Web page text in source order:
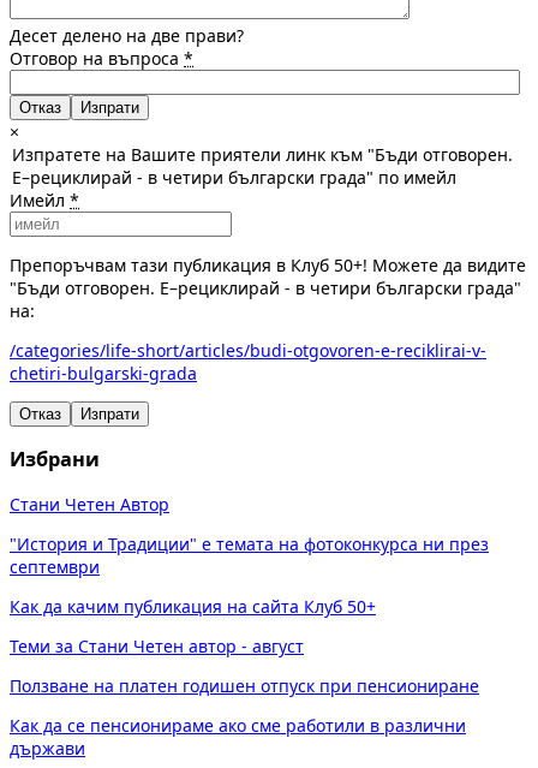
Десет делено на две прави?
Отговор на въпроса *
Отказ
×
Изпратете на Вашите приятели линк към "Бъди отговорен.
E–рециклирай - в четири български града" по имейл
Имейл *
Препоръчвам тази публикация в Клуб 50+! Можете да видите
"Бъди отговорен. E–рециклирай - в четири български града"
на:
/categories/life-short/articles/budi-otgovoren-e-reciklirai-v-
chetiri-bulgarski-grada
Отказ Изпрати
Избрани
Стани Четен Автор
"История и Традиции" е темата на фотоконкурса ни през
септември
Как да качим публикация на сайта Клуб 50+
Теми за Стани Четен автор - август
Ползване на платен годишен отпуск при пенсиониране
Как да се пенсионираме ако сме работили в различни
държави